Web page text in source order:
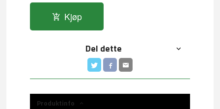
Kjøp
Del dette
Produktinfo